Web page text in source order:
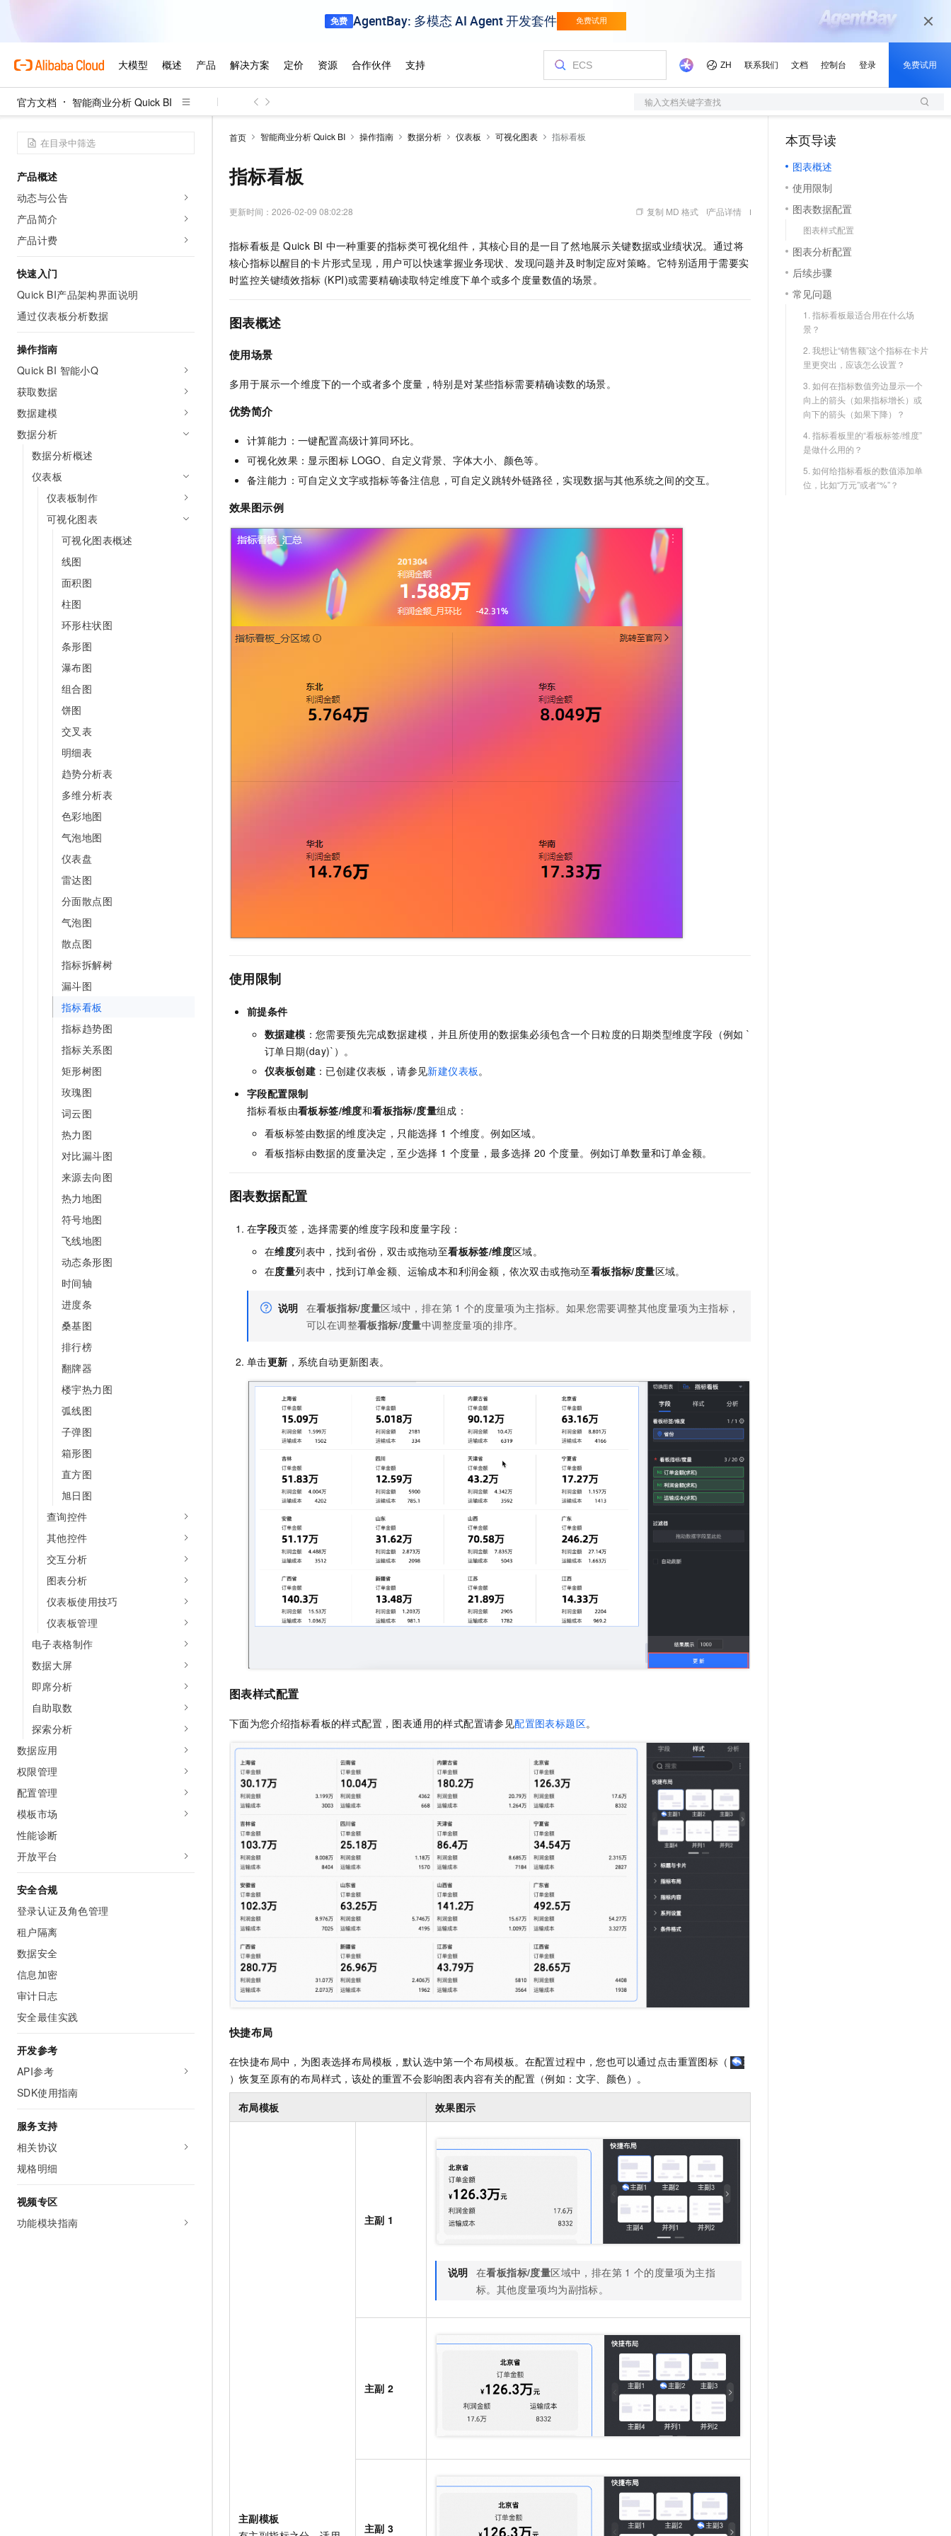
官方文档 智能商业分析 Quick BI 输入文档关键字查找
产品概述
动态与公告
产品简介
产品计费
快速入门
Quick BI产品架构界面说明
通过仪表板分析数据
操作指南
Quick BI 智能小Q
获取数据
数据建模
数据分析
数据分析概述
仪表板
仪表板制作
可视化图表
可视化图表概述
线图
面积图
柱图
环形柱状图
条形图
瀑布图
组合图
饼图
交叉表
明细表
趋势分析表
多维分析表
色彩地图
气泡地图
仪表盘
雷达图
分面散点图
气泡图
散点图
指标拆解树
漏斗图
指标看板
指标趋势图
指标关系图
矩形树图
玫瑰图
词云图
热力图
对比漏斗图
来源去向图
热力地图
符号地图
飞线地图
动态条形图
时间轴
进度条
桑基图
排行榜
翻牌器
楼宇热力图
弧线图
子弹图
箱形图
直方图
旭日图
查询控件
其他控件
交互分析
图表分析
仪表板使用技巧
仪表板管理
电子表格制作
数据大屏
即席分析
自助取数
探索分析
数据应用
权限管理
配置管理
模板市场
性能诊断
开放平台
安全合规
登录认证及角色管理
租户隔离
数据安全
信息加密
审计日志
安全最佳实践
开发参考
API参考
SDK使用指南
服务支持
相关协议
规格明细
视频专区
功能模块指南
首页 智能商业分析 Quick BI 操作指南 数据分析 仪表板 可视化图表 指标看板
指标看板
更新时间： 2026-02-09 08:02:28 复制 MD 格式 产品详情
指标看板是 Quick BI 中一种重要的指标类可视化组件，其核心目的是一目了然地展示关键数据或业绩状况。通过将
核心指标以醒目的卡片形式呈现，用户可以快速掌握业务现状、发现问题并及时制定应对策略。它特别适用于需要实
时监控关键绩效指标 (KPI)或需要精确读取特定维度下单个或多个度量数值的场景。
图表概述
使用场景
多用于展示一个维度下的一个或者多个度量，特别是对某些指标需要精确读数的场景。
优势简介
计算能力：一键配置高级计算同环比。
可视化效果：显示图标 LOGO、自定义背景、字体大小、颜色等。
备注能力：可自定义文字或指标等备注信息，可自定义跳转外链路径，实现数据与其他系统之间的交互。
效果图示例
使用限制
前提条件
数据建模 ：您需要预先完成数据建模，并且所使用的数据集必须包含一个日粒度的日期类型维度字段（例如 `
订单日期(day)`）。
仪表板创建 ：已创建仪表板，请参见新建仪表板。
字段配置限制
指标看板由看板标签/维度和看板指标/度量组成：
看板标签由数据的维度决定，只能选择 1 个维度。例如区域。
看板指标由数据的度量决定，至少选择 1 个度量，最多选择 20 个度量。例如订单数量和订单金额。
图表数据配置
在字段页签，选择需要的维度字段和度量字段：
在维度列表中，找到省份，双击或拖动至看板标签/维度区域。
在度量列表中，找到订单金额、运输成本和利润金额，依次双击或拖动至看板指标/度量区域。
说明 在看板指标/度量区域中，排在第 1 个的度量项为主指标。如果您需要调整其他度量项为主指标，
可以在调整看板指标/度量中调整度量项的排序。
单击更新 ，系统自动更新图表。
图表样式配置
下面为您介绍指标看板的样式配置，图表通用的样式配置请参见配置图表标题区。
快捷布局
在快捷布局中，为图表选择布局模板，默认选中第一个布局模板。在配置过程中，您也可以通过点击重置图标（
）恢复至原有的布局样式，该处的重置不会影响图表内容有关的配置（例如：文字、颜色）。
布局模板 效果图示
主副模板
主副 1
说明 在看板指标/度量区域中，排在第 1 个的度量项为主指
标。其他度量项均为副指标。
主副 2
主副 3
本页导读
图表概述
使用限制
图表数据配置
图表样式配置
图表分析配置
后续步骤
常见问题
1. 指标看板最适合用在什么场
景？
2. 我想让“销售额”这个指标在卡片
里更突出，应该怎么设置？
3. 如何在指标数值旁边显示一个
向上的箭头（如果指标增长）或
向下的箭头（如果下降）？
4. 指标看板里的“看板标签/维度”
是做什么用的？
5. 如何给指标看板的数值添加单
位，比如“万元”或者“%”？